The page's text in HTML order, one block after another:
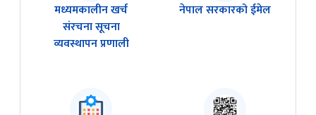
मध्यमकालीन खर्च
संरचना सूचना
व्यवस्थापन प्रणाली
नेपाल सरकारको ईमेल